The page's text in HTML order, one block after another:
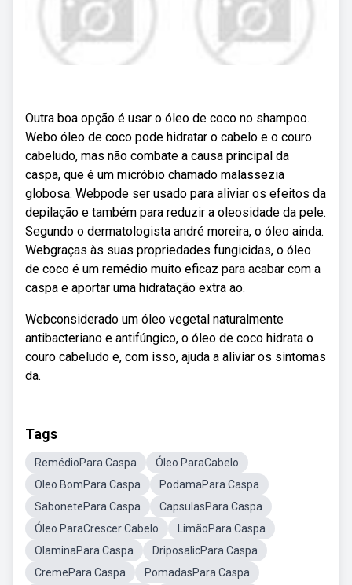
Outra boa opção é usar o óleo de coco no shampoo.
Webo óleo de coco pode hidratar o cabelo e o couro
cabeludo, mas não combate a causa principal da
caspa, que é um micróbio chamado malassezia
globosa. Webpode ser usado para aliviar os efeitos da
depilação e também para reduzir a oleosidade da pele.
Segundo o dermatologista andré moreira, o óleo ainda.
Webgraças às suas propriedades fungicidas, o óleo
de coco é um remédio muito eficaz para acabar com a
caspa e aportar uma hidratação extra ao.
Webconsiderado um óleo vegetal naturalmente
antibacteriano e antifúngico, o óleo de coco hidrata o
couro cabeludo e, com isso, ajuda a aliviar os sintomas
da.
Tags
RemédioPara Caspa
Óleo ParaCabelo
Oleo BomPara Caspa
PodamaPara Caspa
SabonetePara Caspa
CapsulasPara Caspa
Óleo ParaCrescer Cabelo
LimãoPara Caspa
OlaminaPara Caspa
DriposalicPara Caspa
CremePara Caspa
PomadasPara Caspa